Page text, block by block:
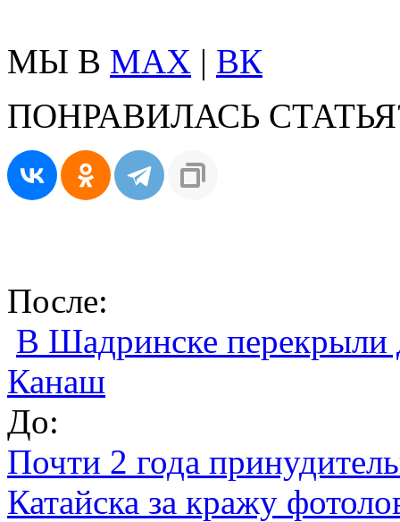
МЫ В MAX | ВК
ПОНРАВИЛАСЬ
После:
В Шадринске перекрыли
Канаш
До:
Почти 2 года
Катайска за кражу